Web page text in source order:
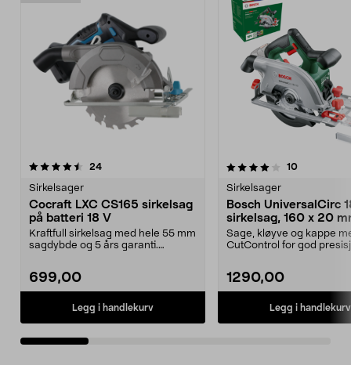
24anmeldelser
Sirkelsager
Cocraft LXC CS165 sirkelsag
på batteri 18 V
Kraftfull sirkelsag med hele 55 mm
sagdybde og 5 års garanti.
699,00
Legg i handlekurv
4.0 av 5 stjerner 10
Sirkelsager
Bosch UniversalCirc
sirkelsag, 160 x 20
Sage, kløyve og kappe
CutControl for god
1290,00
Legg i handlekurv
4.5 av 5 stjerner